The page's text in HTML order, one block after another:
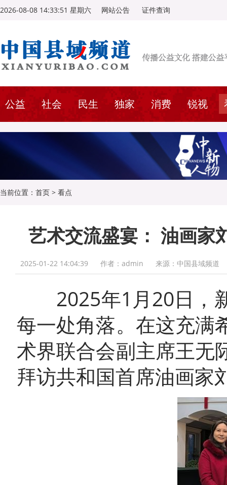
2026-08-08 14:33:52 星期六 网站公告 证件查询
公益 社会 民生 独家 消费 锐视
当前位置： 首页 > 看点
艺术交流盛宴： 油画家
2025-01-22 14:04:39 作者：admin 来源：中国县域频道
2025年1月20日，新
每一处角落。在这充满
术界联合会副主席王无
拜访共和国首席油画家